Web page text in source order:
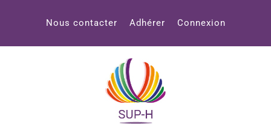
Nous contacter Adhérer Connexion